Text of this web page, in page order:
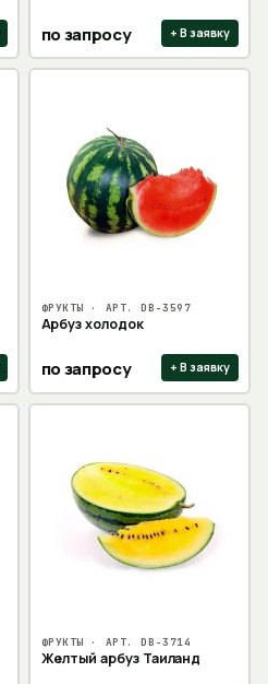
по запросу + В заявку
ФРУКТЫ · АРТ.DB-3597
Арбуз холодок
по запросу + В заявку
ФРУКТЫ · АРТ.DB-3714
Желтый арбуз Таиланд